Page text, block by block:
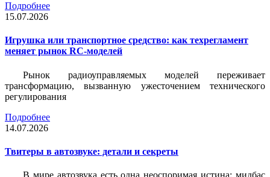
Подробнее
15.07.2026
Игрушка или транспортное средство: как техрегламент
меняет рынок RC-моделей
Рынок радиоуправляемых моделей переживает
трансформацию, вызванную ужесточением технического
регулирования
Подробнее
14.07.2026
Твитеры в автозвуке: детали и секреты